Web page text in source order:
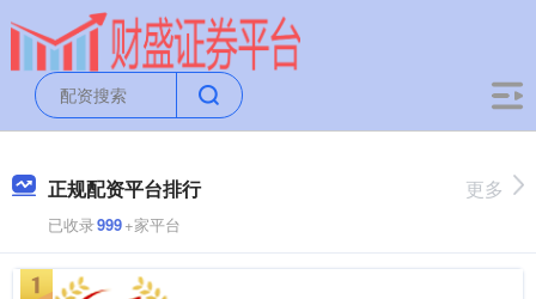
正规配资平台排行
已收录999+家平台
更多